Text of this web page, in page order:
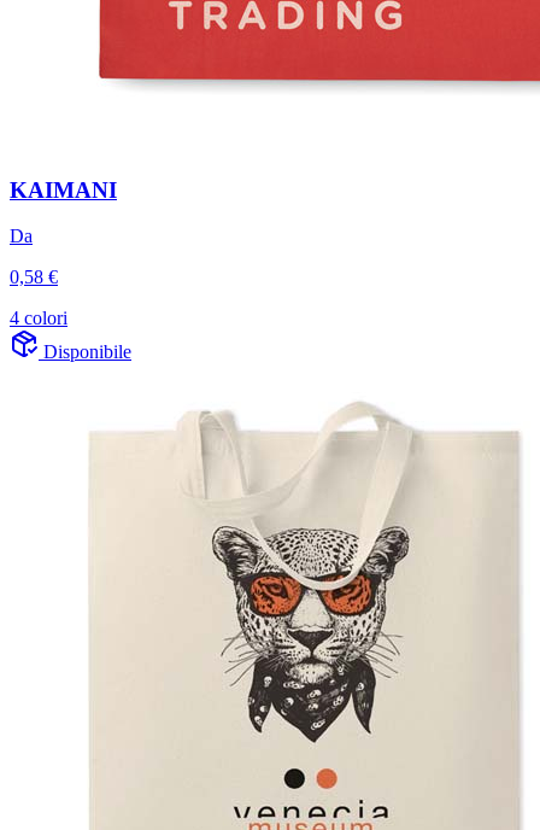
KAIMANI
Da
0,58 €
4 colori
Disponibile